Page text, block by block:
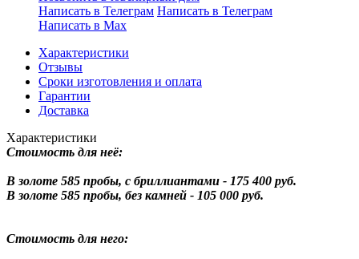
Написать в Телеграм Написать в Телеграм
Написать в Мах
Характеристики
Отзывы
Сроки изготовления и оплата
Гарантии
Доставка
Характеристики
Стоимость для неё:
В золоте 585 пробы, с бриллиантами - 175 400 руб.
В золоте 585 пробы, без камней - 105 000 руб.
Стоимость для него: